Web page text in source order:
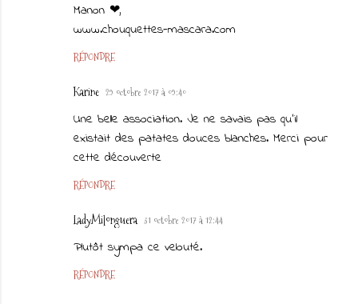
Manon ❤,
www.chouquettes-mascara.com
RÉPONDRE
Karine 29 octobre 2017 à 09:40
Une belle association. Je ne savais pas qu'il
existait des patates douces blanches. Merci pour
cette découverte
RÉPONDRE
LadyMilonguera 31 octobre 2017 à 12:44
Plutôt sympa ce velouté.
RÉPONDRE